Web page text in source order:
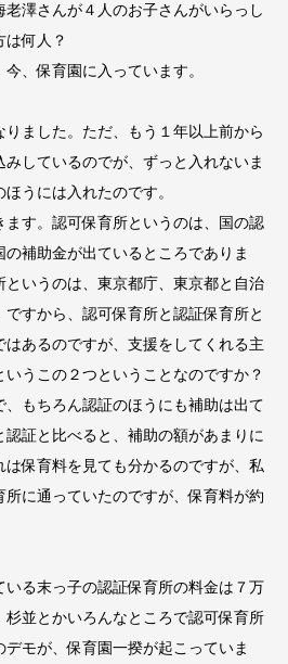
老澤さんが４人のお子さんがいらっし
は何人？
、保育園に入っています。
ました。ただ、もう１年以上前から
しているのでが、ずっと入れないま
うには入れたのです。
す。認可保育所というのは、国の認
補助金が出ているところでありま
いうのは、東京都庁、東京都と自治
すから、認可保育所と認証保育所と
あるのですが、支援をしてくれる主
うこの２つということなのですか？
もちろん認証のほうにも補助は出て
証と比べると、補助の額があまりに
は保育料を見ても分かるのですが、私
に通っていたのですが、保育料が約
る末っ子の認証保育所の料金は７万
杉並とかいろんなところで認可保育所
モが、保育園一揆が起こっていま